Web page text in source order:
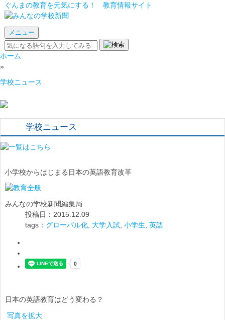
ぐんまの教育を元気にする！ 教育情報サイト
メニュー
ホーム
»
学校ニュース
学校ニュース
小学校からはじまる日本の英語教育改革
みんなの学校新聞編集局
投稿日：2015.12.09
tags： グローバル化 大学入試 小学生 英語
日本の英語教育はどう変わる？
写真を拡大